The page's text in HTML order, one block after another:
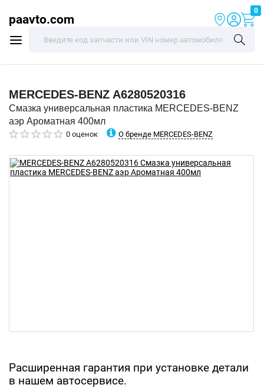
paavto.com
0
MERCEDES-BENZ A6280520316
Смазка универсальная пластика MERCEDES-BENZ
аэр Ароматная 400мл
0 оценок О бренде MERCEDES-BENZ
Расширенная гарантия при установке детали
в нашем автосервисе.